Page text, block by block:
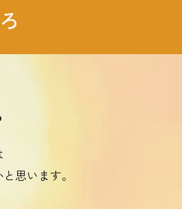
思います。